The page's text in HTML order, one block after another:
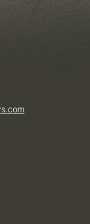
com